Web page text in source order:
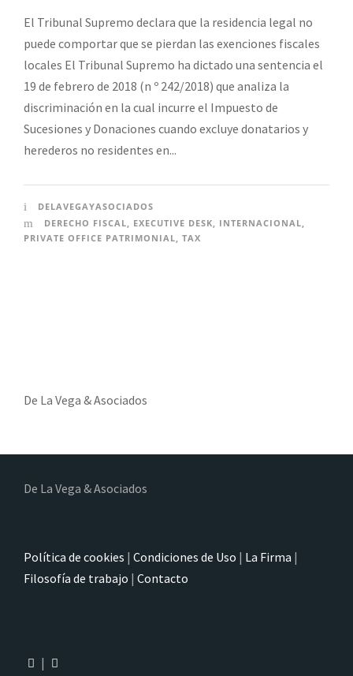
El Tribunal Supremo declara que la residencia legal no
puede comportar que se pierdan las exenciones fiscales
locales El Tribunal Supremo ha dictado una sentencia el
19 de febrero de 2018 (n º 242/2018) que analiza la
discriminación en la cual incurre el Impuesto de
Sucesiones y Donaciones cuando excluye donatarios y
herederos no residentes en...
DELAVEGAYASOCIADOS
DERECHO FISCAL
EXECUTIVE DESK INTERNACIONAL
PRIVATE OFFICE PATRIMONIAL TAX
De La Vega & Asociados
De La Vega & Asociados
Política de cookies | Condiciones de Uso | La Firma |
Filosofía de trabajo | Contacto
|